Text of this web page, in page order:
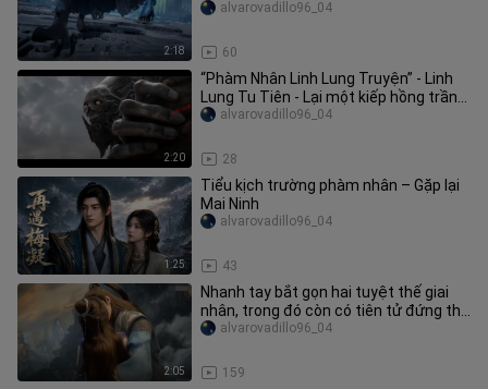
2:18 60
alvarovadillo96_04
2:20
“Phàm Nhân Linh Lung Truyện” - Linh
Lung Tu Tiên - Lại một kiếp hồng trần
chăng?
28
alvarovadillo96_04
1:25
Tiểu kịch trường phàm nhân – Gặp lại
Mai Ninh
43
alvarovadillo96_04
2:05
Nhanh tay bắt gọn hai tuyệt thế giai
nhân, trong đó còn có tiên tử đứng thứ
18 trong bảng Tuyệt Sắc!
159
alvarovadillo96_04